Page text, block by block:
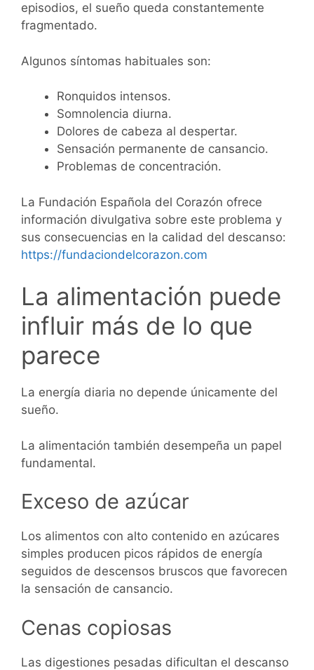
episodios, el sueño queda constantemente
fragmentado.
Algunos síntomas habituales son:
Ronquidos intensos.
Somnolencia diurna.
Dolores de cabeza al despertar.
Sensación permanente de cansancio.
Problemas de concentración.
La Fundación Española del Corazón ofrece
información divulgativa sobre este problema y
sus consecuencias en la calidad del descanso:
https://fundaciondelcorazon.com
La alimentación puede
influir más de lo que
parece
La energía diaria no depende únicamente del
sueño.
La alimentación también desempeña un papel
fundamental.
Exceso de azúcar
Los alimentos con alto contenido en azúcares
simples producen picos rápidos de energía
seguidos de descensos bruscos que favorecen
la sensación de cansancio.
Cenas copiosas
Las digestiones pesadas dificultan el descanso